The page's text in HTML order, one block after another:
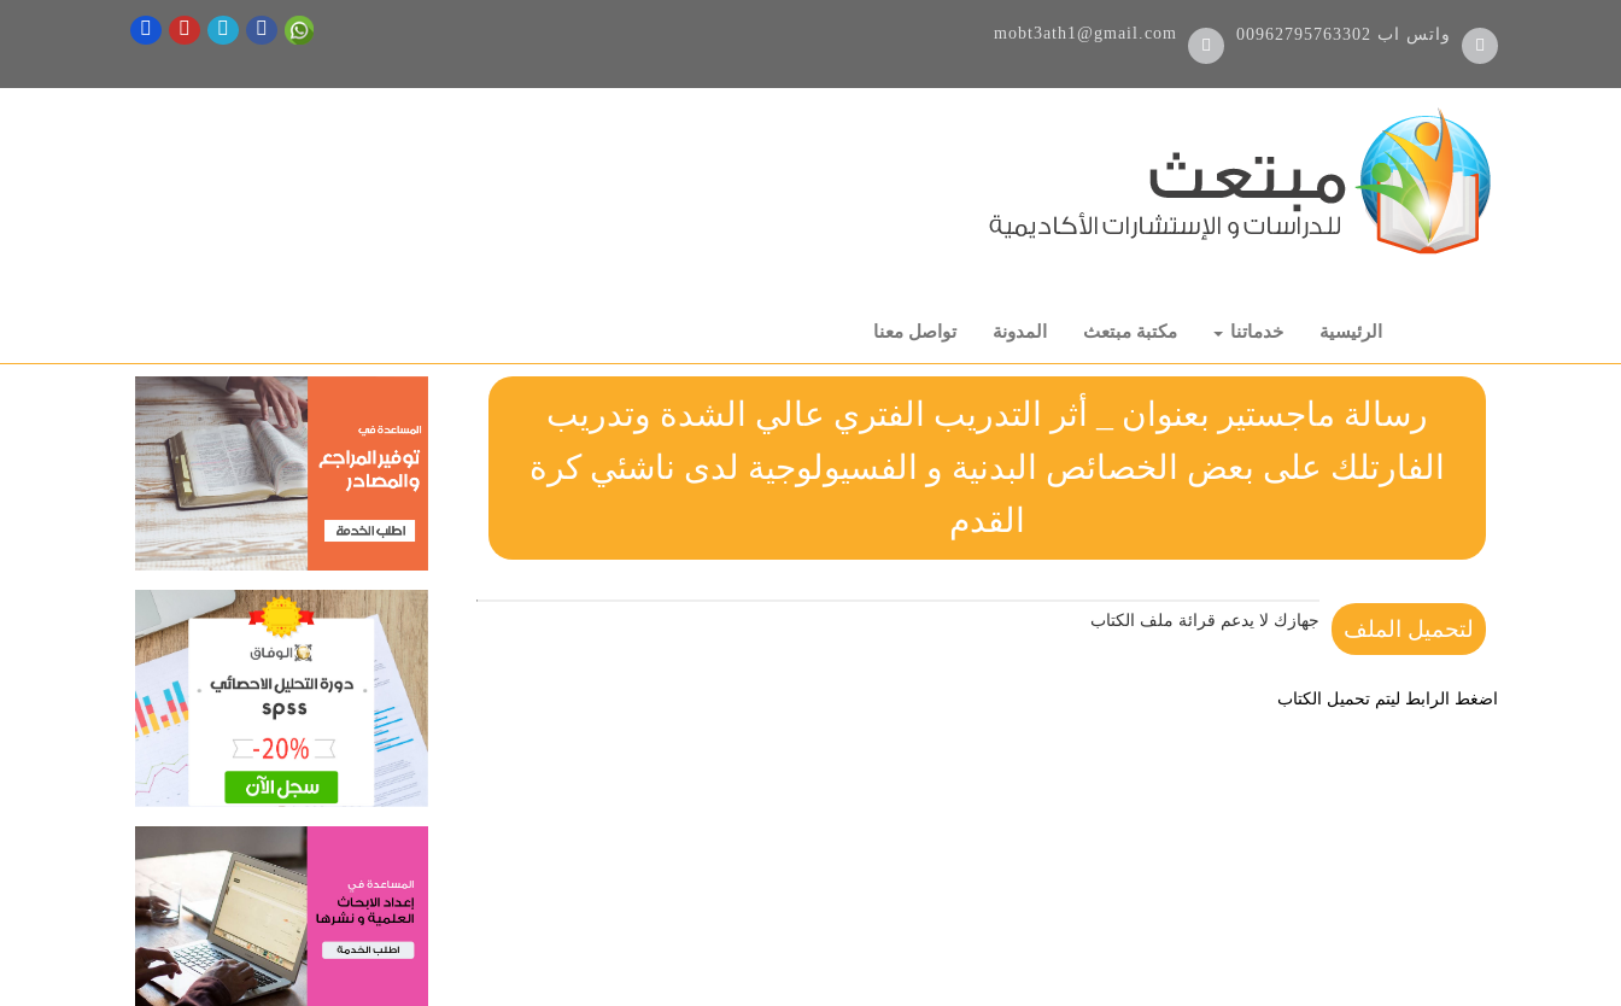
00962795763302 واتس اب mobt3ath1@gmail.com
الرئيسية خدماتنا مكتبة مبتعث المدونة تواصل معنا
رسالة ماجستير بعنوان _ أثر التدريب الفتري عالي الشدة وتدريب
الفارتلك على بعض الخصائص البدنية و الفسيولوجية لدى ناشئي كرة
القدم
لتحميل الملف جهازك لا يدعم قرائة ملف الكتاب
اضغط الرابط ليتم تحميل الكتاب